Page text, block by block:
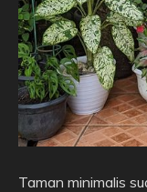
Taman minimalis